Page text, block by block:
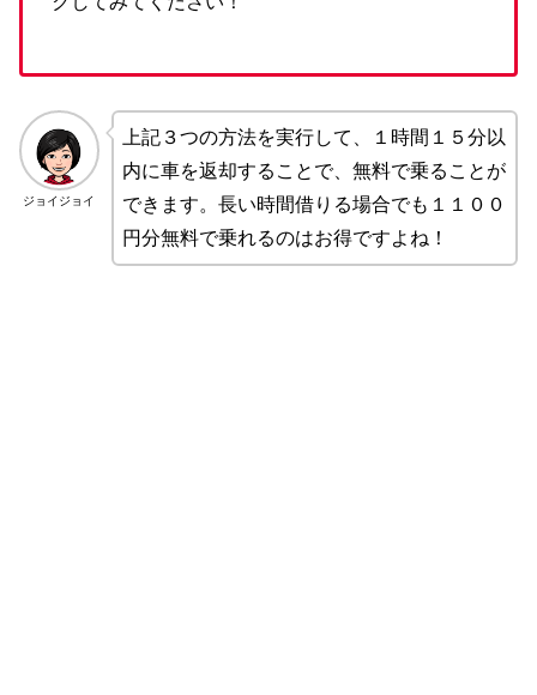
ジョイジョイ
上記３つの方法を実行して、１時間１５分以
内に車を返却することで、無料で乗ることが
できます。長い時間借りる場合でも１１００
円分無料で乗れるのはお得ですよね！